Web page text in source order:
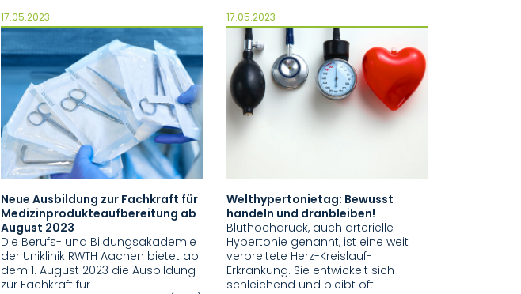
17.05.2023
Neue Ausbildung zur Fachkraft für
Medizinprodukteaufbereitung ab
August 2023
Die Berufs- und Bildungsakademie
der Uniklinik RWTH Aachen bietet ab
dem 1. August 2023 die Ausbildung
zur Fachkraft für
17.05.2023
Welthypertonietag: Bewusst
handeln und dranbleiben!
Bluthochdruck, auch arterielle
Hypertonie genannt, ist eine weit
verbreitete Herz-Kreislauf-
Erkrankung. Sie entwickelt sich
schleichend und bleibt oft